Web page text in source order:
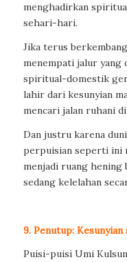
menghadirkan
sehari-hari.
Jika terus
menempati jalur yang
spiritual-domestik
lahir dari kesunyian
mencari jalan ruhani
Dan justru karena
perpuisian seperti ini
menjadi ruang hening
sedang kelelahan
9. Penutup: Kesunyian
Puisi-puisi Umi